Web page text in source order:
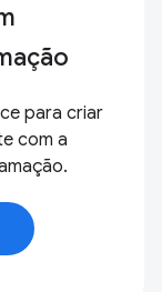
para criar
com a